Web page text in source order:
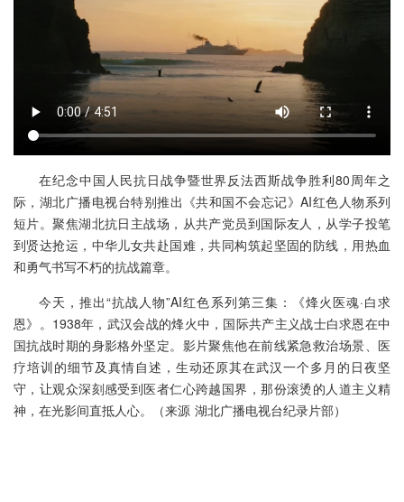
在纪念中国人民抗日战争暨世界反法西斯战争胜利80周年之
际，湖北广播电视台特别推出《共和国不会忘记》AI红色人物系列
短片。聚焦湖北抗日主战场，从共产党员到国际友人，从学子投笔
到贤达抢运，中华儿女共赴国难，共同构筑起坚固的防线，用热血
和勇气书写不朽的抗战篇章。
今天，推出“抗战人物”AI红色系列第三集：《烽火医魂·白求
恩》。1938年，武汉会战的烽火中，国际共产主义战士白求恩在中
国抗战时期的身影格外坚定。影片聚焦他在前线紧急救治场景、医
疗培训的细节及真情自述，生动还原其在武汉一个多月的日夜坚
守，让观众深刻感受到医者仁心跨越国界，那份滚烫的人道主义精
神，在光影间直抵人心。（来源 湖北广播电视台纪录片部）